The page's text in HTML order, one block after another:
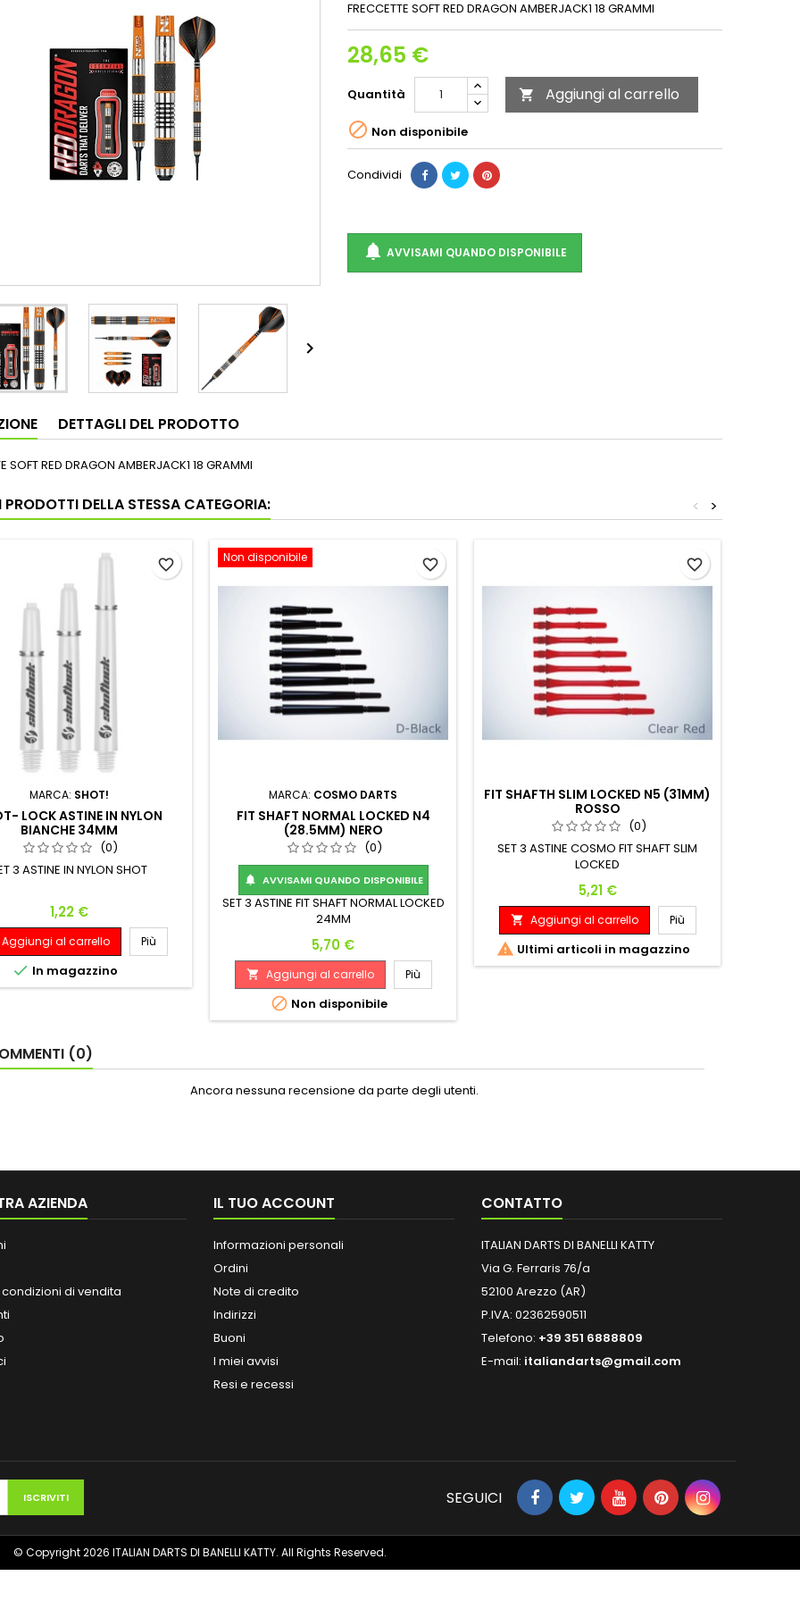

FRECCETTE SOFT RED DRAGON AMBERJACK1 18 GRAMMI
28,65 €
Quantità  Aggiungi al carrello
 Non disponibile
Condividi
 AVVISAMI QUANDO DISPONIBILE
DETTAGLI DEL PRODOTTO
SOFT RED DRAGON AMBERJACK1 18 GRAMMI
PRODOTTI DELLA STESSA CATEGORIA: >
<
MARCA: SHOT!
LOCK ASTINE IN NYLON
BIANCHE 34MM
(0)
3 ASTINE IN NYLON SHOT
Prezzo
1,22 €
Aggiungi al carrello Più
 In magazzino
favorite_border Non disponibile
MARCA: COSMO DARTS
FIT SHAFT NORMAL LOCKED N4
(28.5MM) NERO
(0)
 AVVISAMI QUANDO DISPONIBILE
SET 3 ASTINE FIT SHAFT NORMAL LOCKED
24MM
Prezzo
5,70 €
 Aggiungi al carrello Più
 Non disponibile
favorite_border
FIT SHAFTH SLIM LOCKED N5 (31MM)
ROSSO
(0)
SET 3 ASTINE COSMO FIT SHAFT SLIM
LOCKED
Prezzo
5,21 €
 Aggiungi al carrello Più
 Ultimi articoli in magazzino
favorite_border
(0)
Ancora nessuna recensione da parte degli utenti.
AZIENDA
di vendita
IL TUO ACCOUNT
Informazioni personali
Ordini
Note di credito
Indirizzi
Buoni
I miei avvisi
Resi e recessi
CONTATTO
ITALIAN DARTS DI BANELLI KATTY
Via G. Ferraris 76/a
52100 Arezzo (AR)
P.IVA: 02362590511
Telefono: +39 351 6888809
E-mail: italiandarts@gmail.com
SEGUICI
© Copyright 2026 ITALIAN DARTS DI BANELLI KATTY. All Rights Reserved.